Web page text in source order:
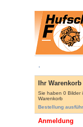
.
Ihr Warenkorb
Sie haben 0 Bilder
Warenkorb
Bestellung
Anmeldung